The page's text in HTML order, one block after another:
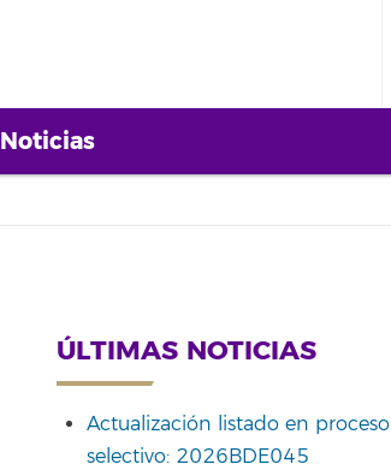
Noticias
ÚLTIMAS NOTICIAS
Actualización listado en proceso
selectivo: 2026BDE045